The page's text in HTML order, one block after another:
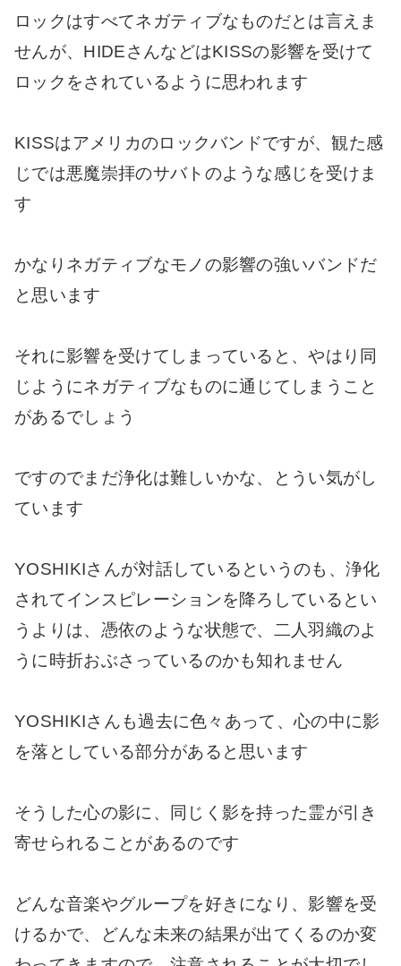
ロックはすべてネガティブなものだとは言えま
せんが、HIDEさんなどはKISSの影響を受けて
ロックをされているように思われます
KISSはアメリカのロックバンドですが、観た感
じでは悪魔崇拝のサバトのような感じを受けま
す
かなりネガティブなモノの影響の強いバンドだ
と思います
それに影響を受けてしまっていると、やはり同
じようにネガティブなものに通じてしまうこと
があるでしょう
ですのでまだ浄化は難しいかな、とうい気がし
ています
YOSHIKIさんが対話しているというのも、浄化
されてインスピレーションを降ろしているとい
うよりは、憑依のような状態で、二人羽織のよ
うに時折おぶさっているのかも知れません
YOSHIKIさんも過去に色々あって、心の中に影
を落としている部分があると思います
そうした心の影に、同じく影を持った霊が引き
寄せられることがあるのです
どんな音楽やグループを好きになり、影響を受
けるかで、どんな未来の結果が出てくるのか変